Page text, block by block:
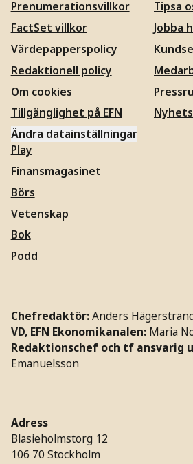
Prenumerationsvillkor
FactSet villkor
Värdepapperspolicy
Redaktionell policy
Om cookies
Tillgänglighet på EFN
Ändra datainställningar
Tipsa
Jobba
Play
Finansmagasinet
Börs
Vetenskap
Bok
Podd
Chefredaktör:Anders
VD, EFN Ekonomikanalen: Maria
Redaktionschef och tf ansvarig
Emanuelsson
Adress
Blasieholmstorg 12
106 70 Stockholm